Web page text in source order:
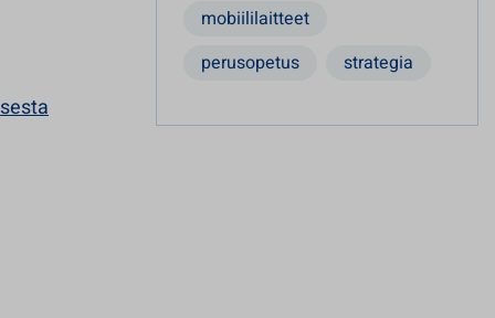
mobiililaitteet
perusopetus
strategia